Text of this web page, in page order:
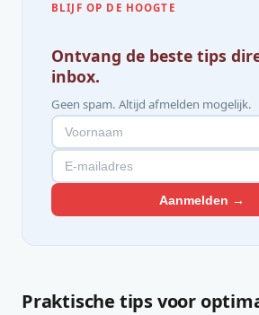
BLIJF OP DE HOOGTE
Ontvang de beste tips
inbox.
Geen spam. Altijd afmelden mogelijk.
Aanmelden →
Praktische tips voor